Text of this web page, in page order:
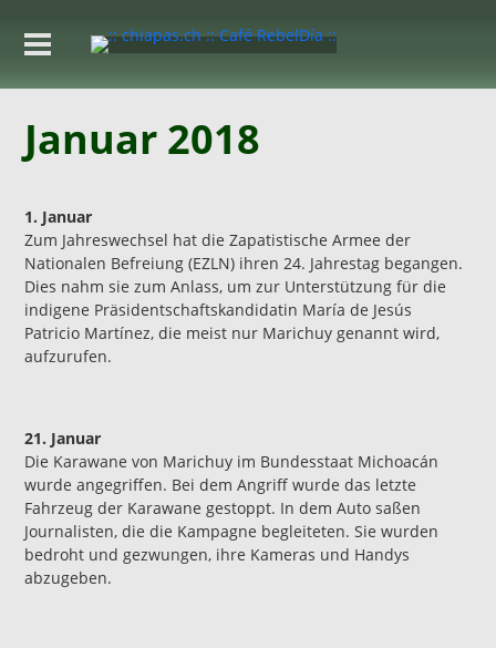
Januar 2018
1. Januar
Zum Jahreswechsel hat die Zapatistische Armee der
Nationalen Befreiung (EZLN) ihren 24. Jahrestag begangen.
Dies nahm sie zum Anlass, um zur Unterstützung für die
indigene Präsidentschaftskandidatin María de Jesús
Patricio Martínez, die meist nur Marichuy genannt wird,
aufzurufen.
21. Januar
Die Karawane von Marichuy im Bundesstaat Michoacán
wurde angegriffen. Bei dem Angriff wurde das letzte
Fahrzeug der Karawane gestoppt. In dem Auto saßen
Journalisten, die die Kampagne begleiteten. Sie wurden
bedroht und gezwungen, ihre Kameras und Handys
abzugeben.